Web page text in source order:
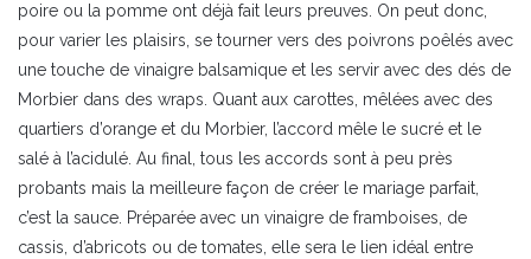
poire ou la pomme ont déjà fait leurs preuves. On peut donc,
pour varier les plaisirs, se tourner vers des poivrons poêlés avec
une touche de vinaigre balsamique et les servir avec des dés de
Morbier dans des wraps. Quant aux carottes, mêlées avec des
quartiers d’orange et du Morbier, l’accord mêle le sucré et le
salé à l’acidulé. Au final, tous les accords sont à peu près
probants mais la meilleure façon de créer le mariage parfait,
c’est la sauce. Préparée avec un vinaigre de framboises, de
cassis, d’abricots ou de tomates, elle sera le lien idéal entre